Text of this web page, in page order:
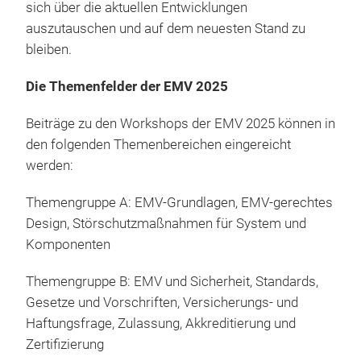
sich über die aktuellen Entwicklungen
auszutauschen und auf dem neuesten Stand zu
bleiben.
Die Themenfelder der EMV 2025
Beiträge zu den Workshops der EMV 2025 können in
den folgenden Themenbereichen eingereicht
werden:
Themengruppe A: EMV-Grundlagen, EMV-gerechtes
Design, Störschutzmaßnahmen für System und
Komponenten
Themengruppe B: EMV und Sicherheit, Standards,
Gesetze und Vorschriften, Versicherungs- und
Haftungsfrage, Zulassung, Akkreditierung und
Zertifizierung